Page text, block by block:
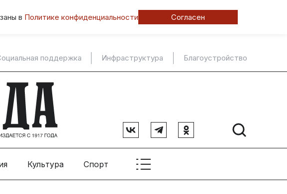
в Политике конфиденциальности Согласен
поддержка Инфраструктура Благоустройство
Культура Спорт